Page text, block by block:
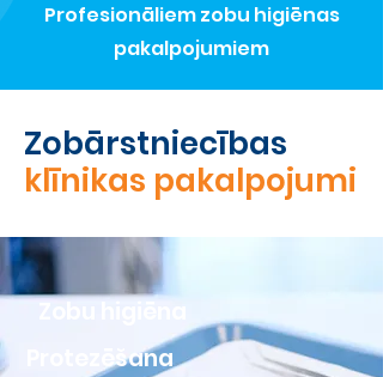
Profesionāliem zobu higiēnas
pakalpojumiem
Zobārstniecības
klīnikas pakalpojumi
Zobu higiēna
Protezēšana